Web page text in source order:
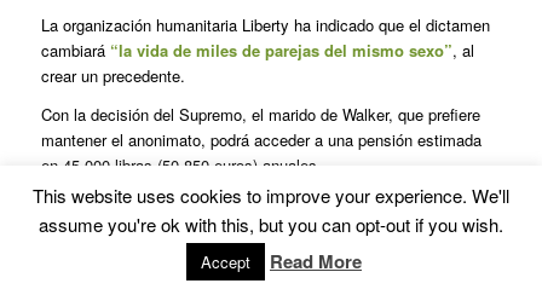
La organización humanitaria Liberty ha indicado que el dictamen
cambiará “la vida de miles de parejas del mismo sexo”, al
crear un precedente.
Con la decisión del Supremo, el marido de Walker, que prefiere
mantener el anonimato, podrá acceder a una pensión estimada
en 45.000 libras (50.850 euros) anuales.
Walker se retiró de una empresa del sector químico en 2003,
después de 20 años de trabajo y tras hacer las mismas
aportaciones a su pensión que sus compañeros
heterosexuales. Él y su marido mantienen una relación desde
This website uses cookies to improve your experience. We'll
assume you're ok with this, but you can opt-out if you wish.
Accept Read More